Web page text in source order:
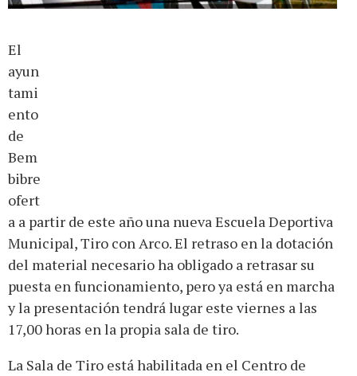
El
ayun
tami
ento
de
Bem
bibre
ofert
a a partir de este año una nueva Escuela Deportiva
Municipal, Tiro con Arco. El retraso en la dotación
del material necesario ha obligado a retrasar su
puesta en funcionamiento, pero ya está en marcha
y la presentación tendrá lugar este viernes a las
17,00 horas en la propia sala de tiro.
La Sala de Tiro está habilitada en el Centro de